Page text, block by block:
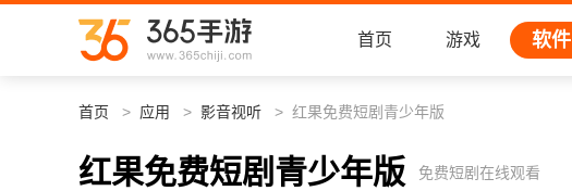
首页 游戏 软件
首页 应用 影音视听 红果免费短剧青少年版
红果免费短剧青少年版 免费短剧在线观看